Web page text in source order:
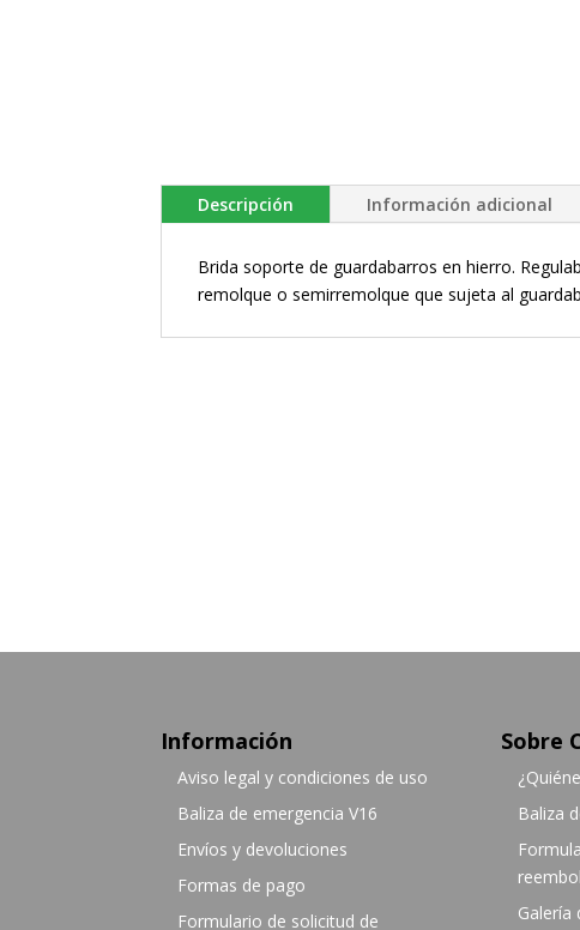
Descripción Información adicional
Brida soporte de guardabarros en hierro.
remolque o semirremolque que sujeta al
Información
Aviso legal y condiciones de uso
Baliza de emergencia V16
Envíos y devoluciones
Formas de pago
Formulario de solicitud de
Sobre
Baliza
Galería